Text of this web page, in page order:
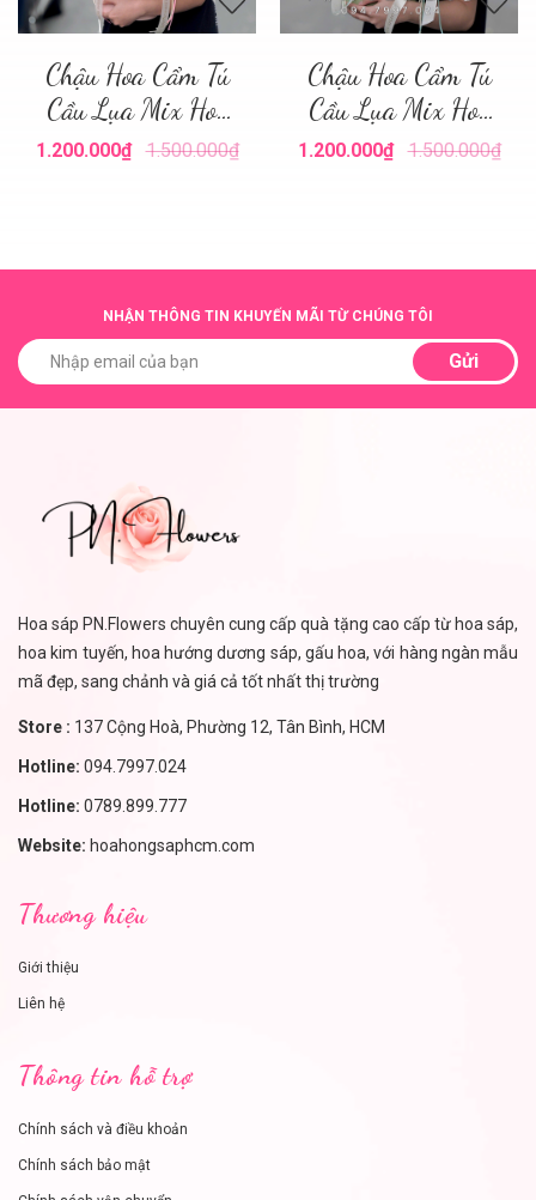
Chậu Hoa Cẩm Tú
Cầu Lụa Mix Hoa
Sáp Tone Hồng
1.200.000₫ 1.500.000₫
Chậu Hoa Cẩm Tú
Cầu Lụa Mix Hoa
Sáp Tone Xanh Lá
1.200.000₫ 1.500.000₫
NHẬN THÔNG TIN KHUYẾN MÃI TỪ CHÚNG TÔI
Gửi
Hoa sáp PN.Flowers chuyên cung cấp quà tặng cao cấp từ hoa sáp,
hoa kim tuyến, hoa hướng dương sáp, gấu hoa, với hàng ngàn mẫu
mã đẹp, sang chảnh và giá cả tốt nhất thị trường
Store : 137 Cộng Hoà, Phường 12, Tân Bình, HCM
Hotline: 094.7997.024
Hotline: 0789.899.777
Website: hoahongsaphcm.com
Thương hiệu
Giới thiệu
Liên hệ
Thông tin hỗ trợ
Chính sách và điều khoản
Chính sách bảo mật